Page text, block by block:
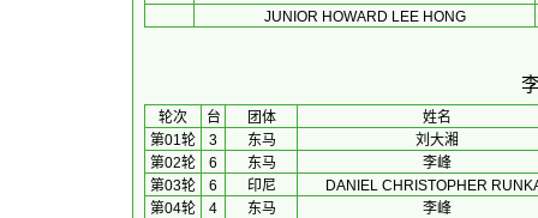
JUNIOR HOWARD LEE HONG
轮次 台 团体
姓名
第01轮
3 东马
刘大湘
第02轮
6 东马
李峰
第03轮
6 印尼
DANIEL CHRISTOPHER
第04轮
4 东马
李峰